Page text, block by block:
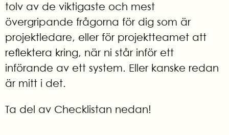
tolv av de viktigaste och mest
övergripande frågorna för dig som är
projektledare, eller för projektteamet att
reflektera kring, när ni står inför ett
införande av ett system. Eller kanske redan
är mitt i det.
Ta del av Checklistan nedan!